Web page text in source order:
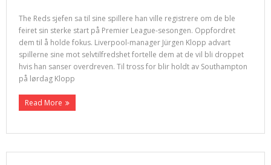
The Reds sjefen sa til sine spillere han ville registrere om de ble
feiret sin sterke start på Premier League-sesongen. Oppfordret
dem til å holde fokus. Liverpool-manager Jürgen Klopp advart
spillerne sine mot selvtilfredshet fortelle dem at de vil bli droppet
hvis han sanser overdreven. Til tross for blir holdt av Southampton
på lørdag Klopp
Read More